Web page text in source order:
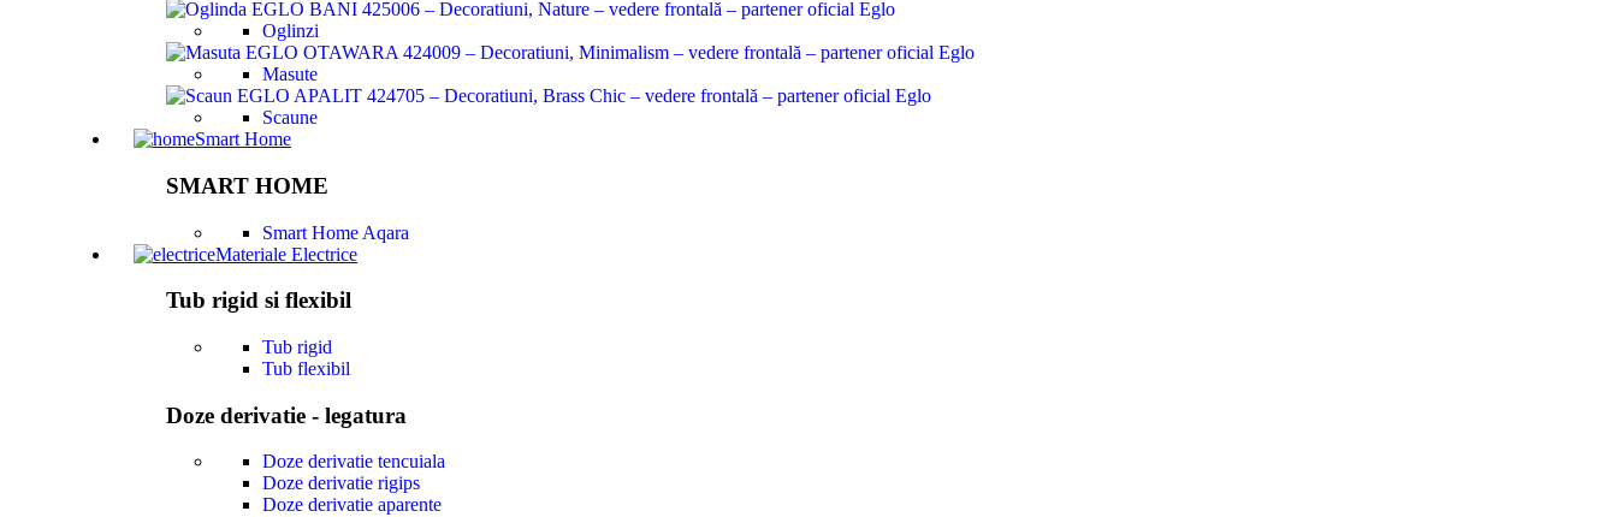
Oglinzi
Masute
Scaune
Smart Home
SMART HOME
Smart Home Aqara
Materiale Electrice
Tub rigid si flexibil
Tub rigid
Tub flexibil
Doze derivatie - legatura
Doze derivatie tencuiala
Doze derivatie rigips
Doze derivatie aparente